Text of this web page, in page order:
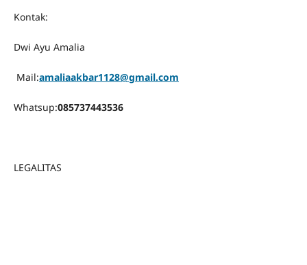
Kontak:
Dwi Ayu Amalia
Mail:amaliaakbar1128@gmail.com
Whatsup:085737443536
LEGALITAS